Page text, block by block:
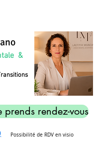
&
prends rendez-vous
Possibilité de RDV en visio